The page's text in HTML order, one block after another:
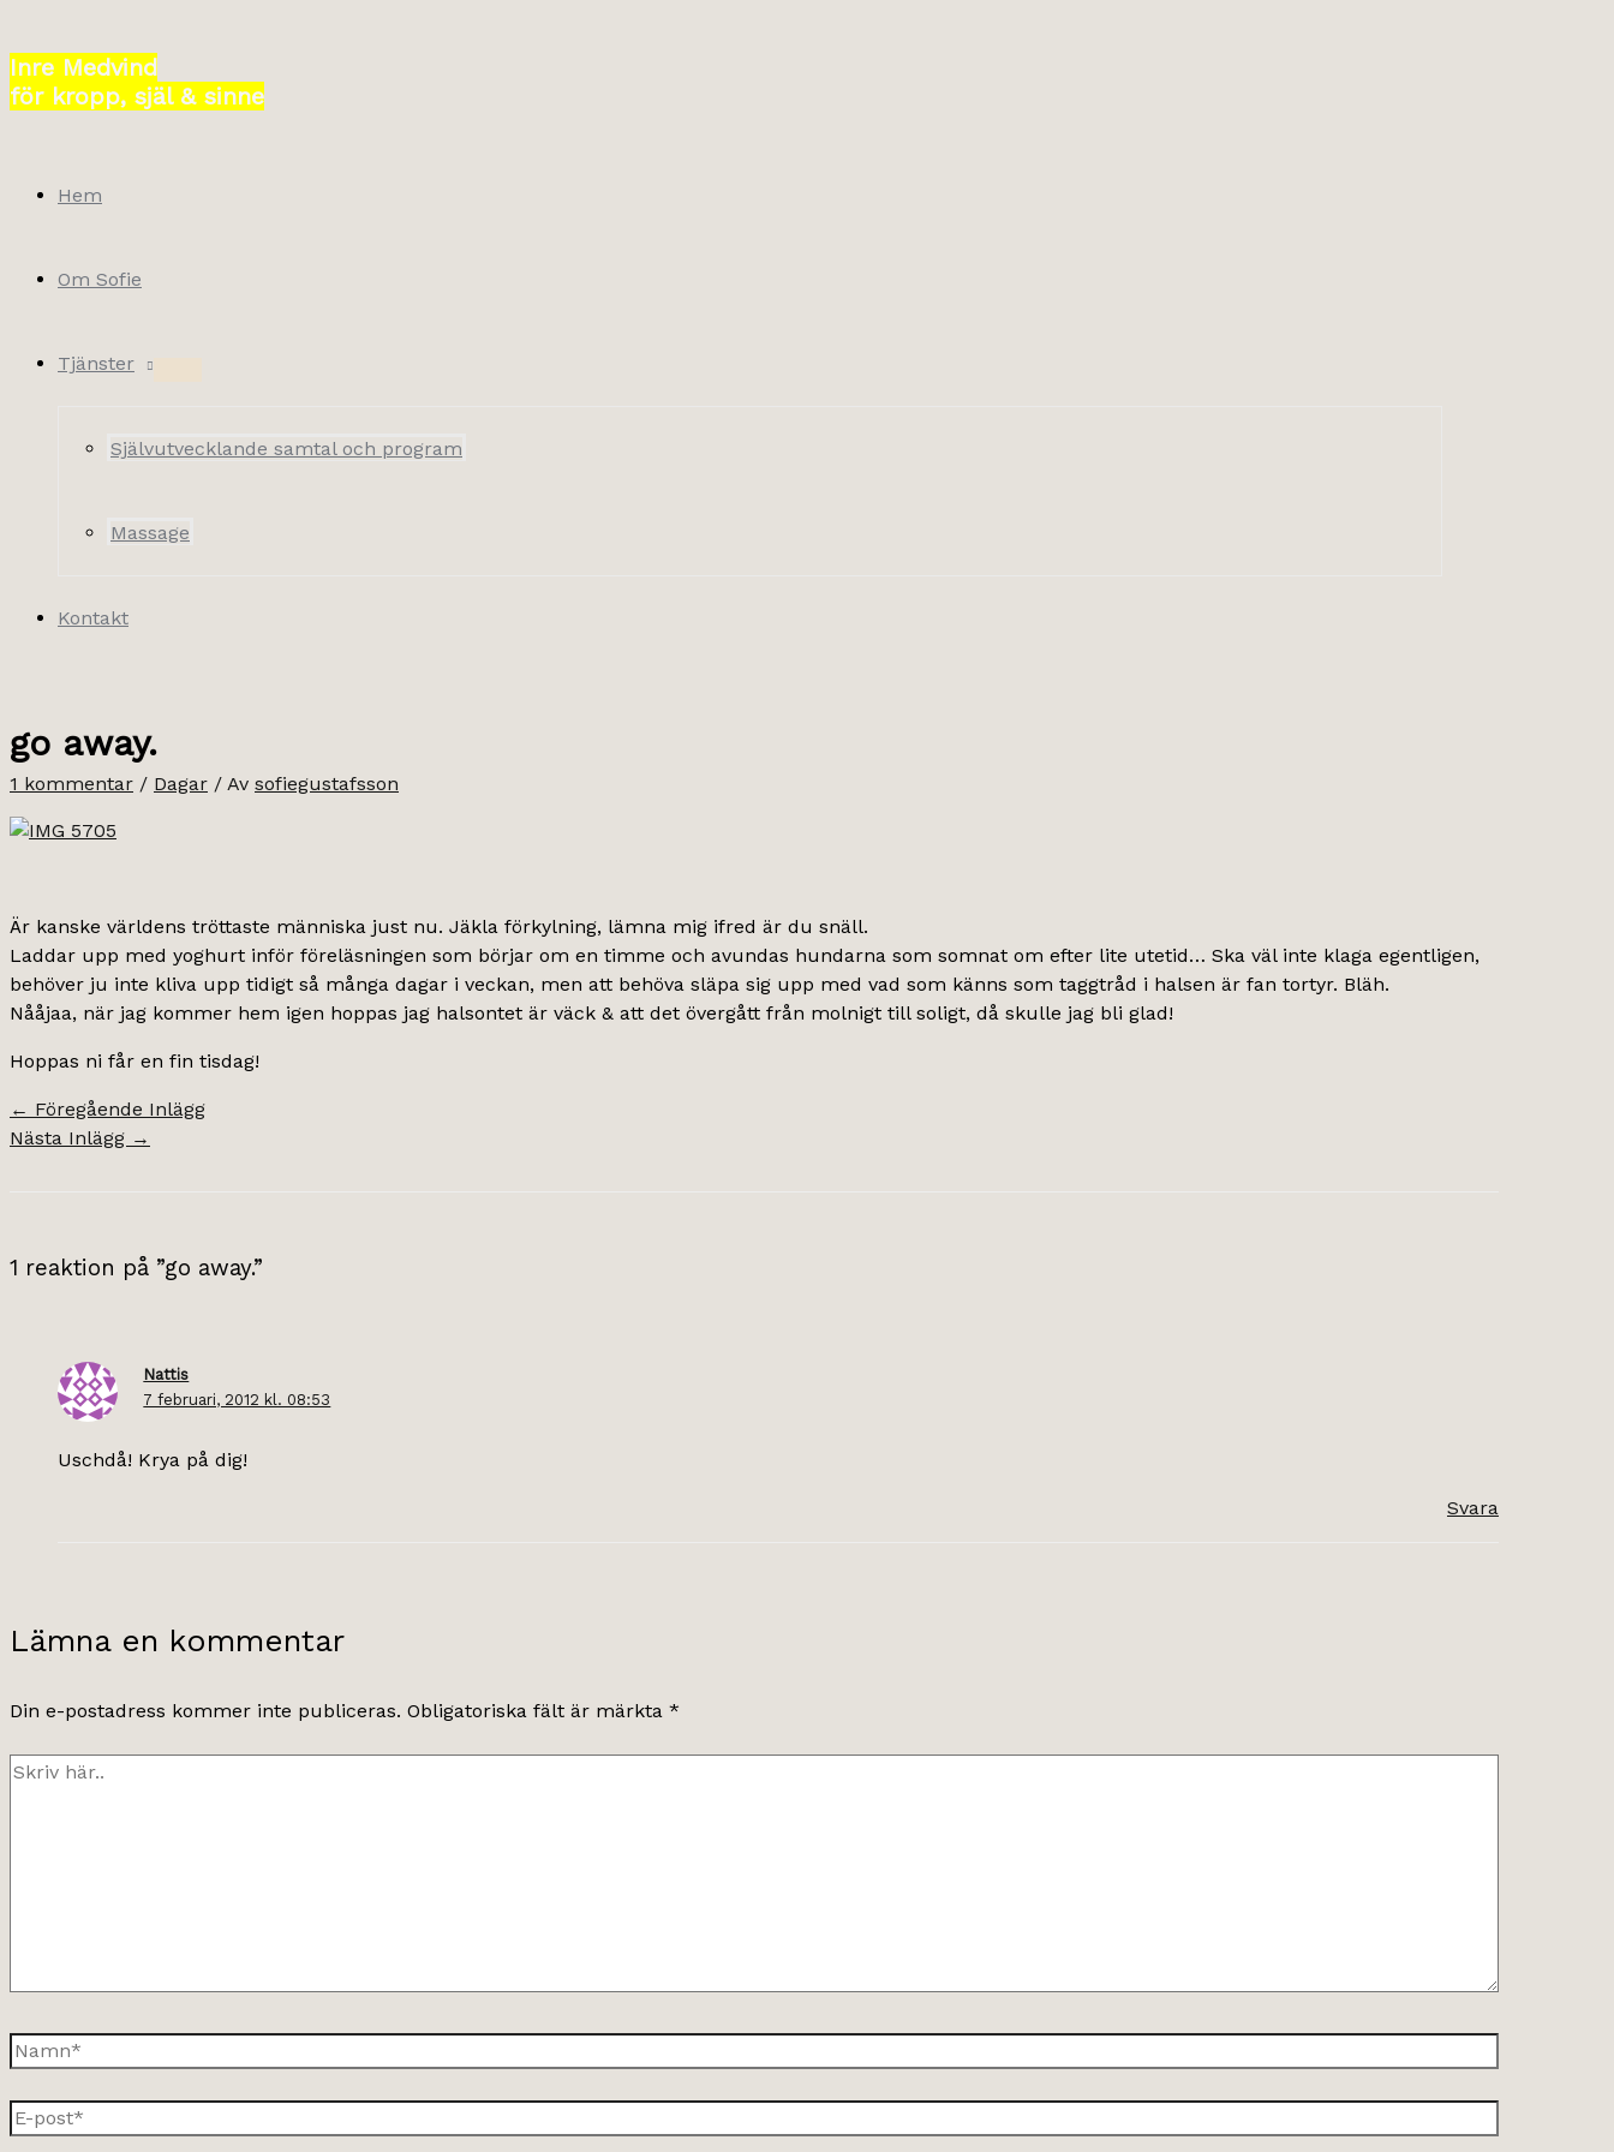
till
innehåll
Inre Medvind
för kropp, själ & sinne
Hem
Om Sofie
Tjänster
Självutvecklande samtal och program
Massage
Kontakt
go away.
1 kommentar / Dagar / Av sofiegustafsson
Är kanske världens tröttaste människa just nu. Jäkla förkylning, lämna mig ifred är du snäll.
Laddar upp med yoghurt inför föreläsningen som börjar om en timme och avundas hundarna som somnat om efter lite utetid… Ska väl inte klaga egentligen,
behöver ju inte kliva upp tidigt så många dagar i veckan, men att behöva släpa sig upp med vad som känns som taggtråd i halsen är fan tortyr. Bläh.
Nååjaa, när jag kommer hem igen hoppas jag halsontet är väck & att det övergått från molnigt till soligt, då skulle jag bli glad!
Hoppas ni får en fin tisdag!
← Föregående Inlägg
Nästa Inlägg →
1 reaktion på ”go away.”
Nattis
7 februari, 2012 kl. 08:53
Uschdå! Krya på dig!
Svara
Lämna en kommentar
Din e-postadress kommer inte publiceras. Obligatoriska fält är märkta *
Skriv
Namn*
E-
post*